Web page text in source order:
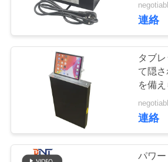
に
工
ソケットを
下さい
連絡
タブ
て隠
を備
ター
連絡
パワ